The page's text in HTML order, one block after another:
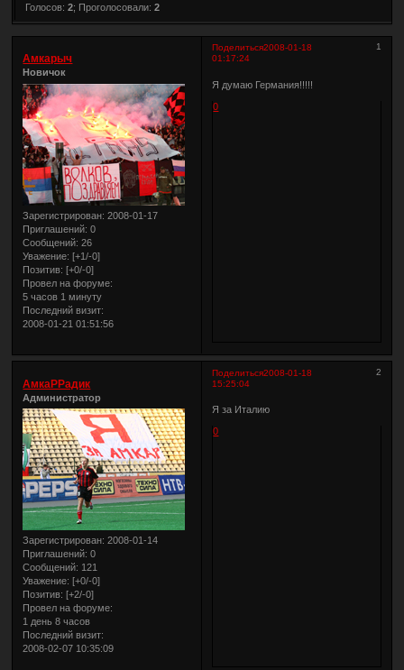
Голосов:2; Проголосовали:2
Поделиться 1
2008-01-18
01:17:24
Амкарыч
Новичок
Зарегистрирован: 2008-01-17
Приглашений: 0
Сообщений: 26
Уважение: [+1/-0]
Позитив: [+0/-0]
Провел на форуме:
5 часов 1 минуту
Последний визит:
2008-01-21 01:51:56
Я думаю Германия!!!!!
0
Поделиться 2
2008-01-18
15:25:04
АмкаРРадик
Администратор
Зарегистрирован: 2008-01-14
Приглашений: 0
Сообщений: 121
Уважение: [+0/-0]
Позитив: [+2/-0]
Провел на форуме:
1 день 8 часов
Последний визит:
2008-02-07 10:35:09
Я за Италию
0